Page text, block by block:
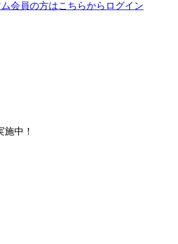
会員の方はこちらからログイン
中！